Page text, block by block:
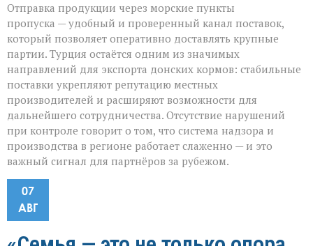
Отправка продукции через морские пункты
пропуска — удобный и проверенный канал поставок,
который позволяет оперативно доставлять крупные
партии. Турция остаётся одним из значимых
направлений для экспорта донских кормов: стабильные
поставки укрепляют репутацию местных
производителей и расширяют возможности для
дальнейшего сотрудничества. Отсутствие нарушений
при контроле говорит о том, что система надзора и
производства в регионе работает слаженно — и это
важный сигнал для партнёров за рубежом.
07
АВГ